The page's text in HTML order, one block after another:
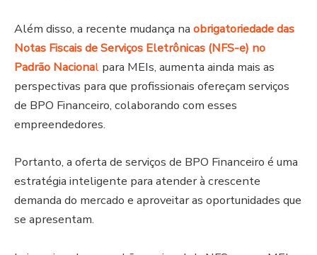
Além disso, a recente mudança na obrigatoriedade das
Notas Fiscais de Serviços Eletrônicas (NFS-e) no
Padrão Nacional para MEIs, aumenta ainda mais as
perspectivas para que profissionais ofereçam serviços
de BPO Financeiro, colaborando com esses
empreendedores.
Portanto, a oferta de serviços de BPO Financeiro é uma
estratégia inteligente para atender à crescente
demanda do mercado e aproveitar as oportunidades que
se apresentam.